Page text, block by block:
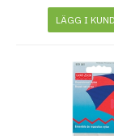
LÄGG I